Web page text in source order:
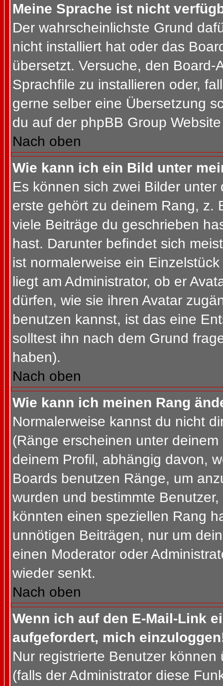
Meine Sprache ist nicht
Der wahrscheinlichste Grund
nicht installiert hat oder das
übersetzt. Versuche, den
Sprachfile zu installieren oder,
gerne selber eine Übersetzung
du auf der phpBB Group
Nach oben
Wie kann ich ein Bild unter
Es können sich zwei Bilder
erste gehört zu deinem Rang, z.
viele Beiträge du geschrieben
hast. Darunter befindet sich
ist normalerweise ein
liegt am Administrator, ob er
dürfen, wie sie ihren Avatar
benutzen kannst, ist das eine
solltest ihn nach dem Grund
haben).
Nach oben
Wie kann ich meinen Rang
Normalerweise kannst du nicht
(Ränge erscheinen unter
deinem Profil, abhängig davon,
Boards benutzen Ränge, um
wurden und bestimmte
könnten einen speziellen Rang
unnötigen Beiträgen, nur um
einen Moderator oder
wieder senkt.
Nach oben
Wenn ich auf den E-Mail-Link
aufgefordert, mich
Nur registrierte Benutzer
(falls der Administrator diese